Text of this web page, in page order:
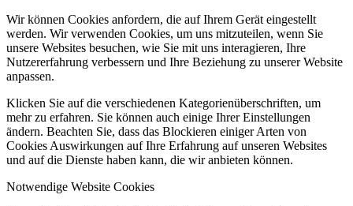
Wir können Cookies anfordern, die auf Ihrem Gerät eingestellt
werden. Wir verwenden Cookies, um uns mitzuteilen, wenn Sie
unsere Websites besuchen, wie Sie mit uns interagieren, Ihre
Nutzererfahrung verbessern und Ihre Beziehung zu unserer Website
anpassen.
Klicken Sie auf die verschiedenen Kategorienüberschriften, um
mehr zu erfahren. Sie können auch einige Ihrer Einstellungen
ändern. Beachten Sie, dass das Blockieren einiger Arten von
Cookies Auswirkungen auf Ihre Erfahrung auf unseren Websites
und auf die Dienste haben kann, die wir anbieten können.
Notwendige Website Cookies